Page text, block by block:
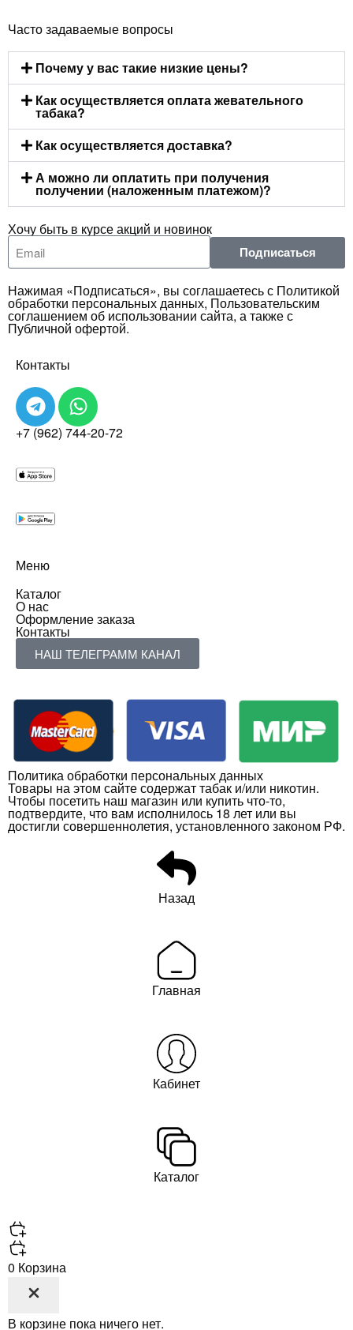
Часто задаваемые вопросы
Почему у вас такие низкие цены?
Как осуществляется оплата жевательного
табака?
Как осуществляется доставка?
А можно ли оплатить при получения
получении (наложенным платежом)?
Хочу быть в курсе акций и новинок
Подписаться
Нажимая «Подписаться», вы соглашаетесь с Политикой
обработки персональных данных, Пользовательским
соглашением об использовании сайта, а также с
Публичной офертой.
Контакты
+7 (962) 744-20-72
Меню
Каталог
О нас
Оформление заказа
Контакты
НАШ ТЕЛЕГРАММ КАНАЛ
Политика обработки персональных данных
Товары на этом сайте содержат табак и/или никотин.
Чтобы посетить наш магазин или купить что-то,
подтвердите, что вам исполнилось 18 лет или вы
достигли совершеннолетия, установленного законом РФ.
Назад
Главная
Кабинет
Каталог
0 Корзина
В корзине пока ничего нет.